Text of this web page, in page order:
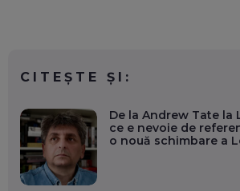
CITEȘTE ȘI:
De la Andrew Tate la
ce e nevoie de
o nouă schimbare a